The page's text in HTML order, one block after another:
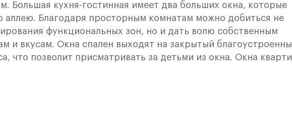
Большая кухня-гостинная имеет два больших окна, которые
аллею. Благодаря просторным комнатам можно добиться не
функциональных зон, но и дать волю собственным
и вкусам. Окна спален выходят на закрытый
что позволит присматривать за детьми из окна. Окна